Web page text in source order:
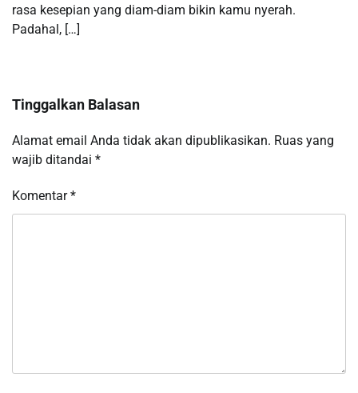
rasa kesepian yang diam-diam bikin kamu nyerah.
Padahal, […]
Tinggalkan Balasan
Alamat email Anda tidak akan dipublikasikan. Ruas yang
wajib ditandai *
Komentar*